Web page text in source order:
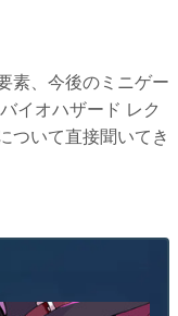
素、今後のミニゲー
イオハザード レク
ついて直接聞いてき